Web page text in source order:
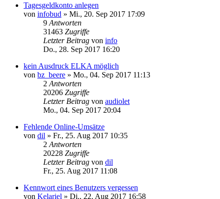
Tagesgeldkonto anlegen
von infobud » Mi., 20. Sep 2017 17:09
9 Antworten
31463 Zugriffe
Letzter Beitrag von info
Do., 28. Sep 2017 16:20
kein Ausdruck ELKA möglich
von bz_beere » Mo., 04. Sep 2017 11:13
2 Antworten
20206 Zugriffe
Letzter Beitrag von audiolet
Mo., 04. Sep 2017 20:04
Fehlende Online-Umsätze
von dil » Fr., 25. Aug 2017 10:35
2 Antworten
20228 Zugriffe
Letzter Beitrag von dil
Fr., 25. Aug 2017 11:08
Kennwort eines Benutzers vergessen
von Kelariel » Di., 22. Aug 2017 16:58